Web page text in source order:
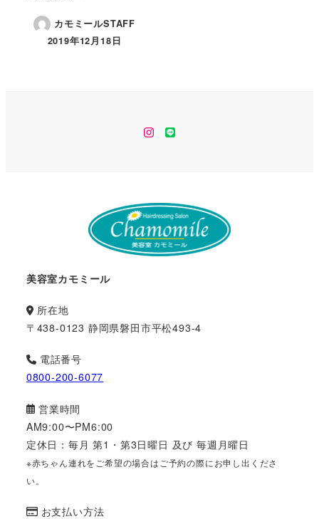
カモミールSTAFF
2019年12月18日
instagram
line
美容室カモミール
所在地
〒438-0123 静岡県磐田市平松493-4
電話番号
0800-200-6077
営業時間
AM9:00〜PM6:00
定休日：毎月 第1・第3日曜日 及び 毎週月曜日
※赤ちゃん連れをご希望の場合はご予約の際にお申し出くださ
い。
お支払い方法